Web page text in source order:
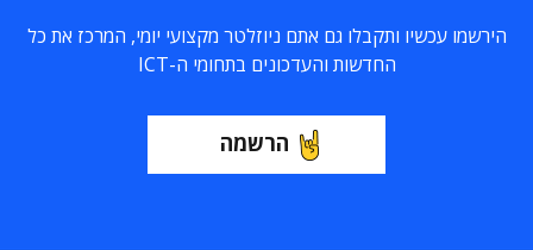
הירשמו עכשיו ותקבלו גם אתם ניוזלטר מקצועי יומי, המרכז את כל
החדשות והעדכונים בתחומי ה-ICT
הרשמה